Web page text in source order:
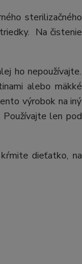
sterilizačného
Na čistenie
ho nepoužívajte.
alebo mäkké
výrobok na iný
Používajte len pod
dieťatko, na